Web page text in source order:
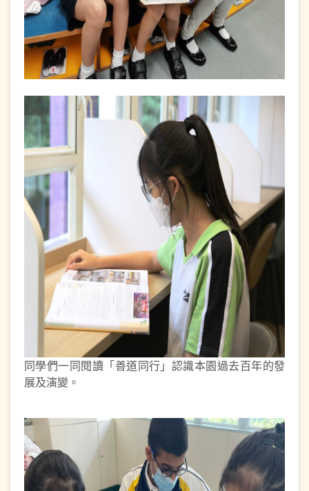
同學們一同閱讀「善道同行」認識本園過去百年的發
展及演變。